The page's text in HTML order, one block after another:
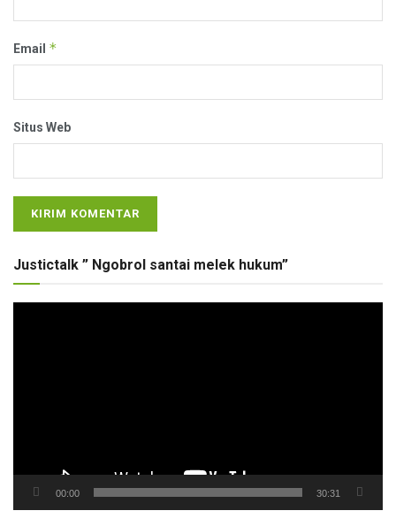
Email *
Situs Web
Justictalk ” Ngobrol santai melek hukum”
00:00 30:31